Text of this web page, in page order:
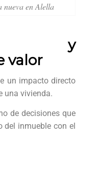
nueva en Alella
y
valor
un impacto directo
una vivienda.
de decisiones que
del inmueble con el